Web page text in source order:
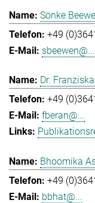
Sönke
+49
sbeewen@...
Dr.
+49
fberan@...
Bhoomika
+49
bbhat@...